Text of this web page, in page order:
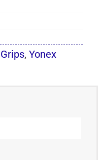
Grips, Yonex